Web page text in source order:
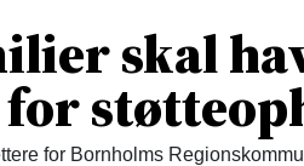
skal
for Bornholms